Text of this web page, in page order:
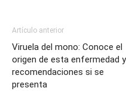
Artículo anterior
Viruela del mono: Conoce el
origen de esta enfermedad y
recomendaciones si se
presenta